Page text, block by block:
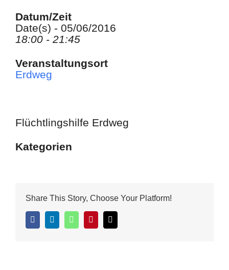
Datum/Zeit
Date(s) - 05/06/2016
18:00 - 21:45
Veranstaltungsort
Erdweg
Flüchtlingshilfe Erdweg
Kategorien
Share This Story, Choose Your Platform!
FacebookLinkedInWhatsAppPinterest
Mail